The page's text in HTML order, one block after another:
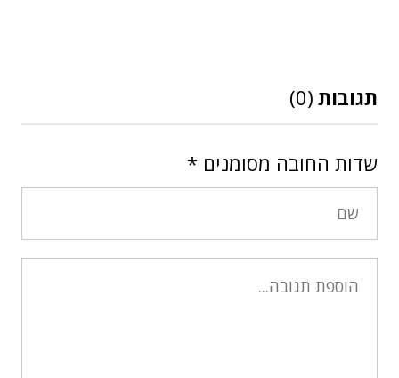
תגובות (0)
שדות החובה מסומנים *